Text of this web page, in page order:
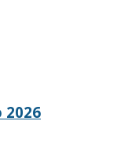
2026